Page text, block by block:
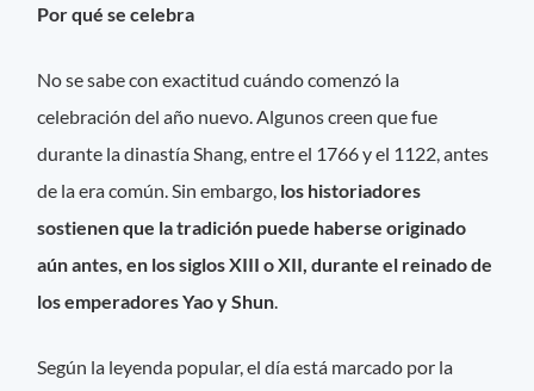
Por qué se celebra
No se sabe con exactitud cuándo comenzó la
celebración del año nuevo. Algunos creen que fue
durante la dinastía Shang, entre el 1766 y el 1122, antes
de la era común. Sin embargo, los historiadores
sostienen que la tradición puede haberse originado
aún antes, en los siglos XIII o XII, durante el reinado de
los emperadores Yao y Shun.
Según la leyenda popular, el día está marcado por la